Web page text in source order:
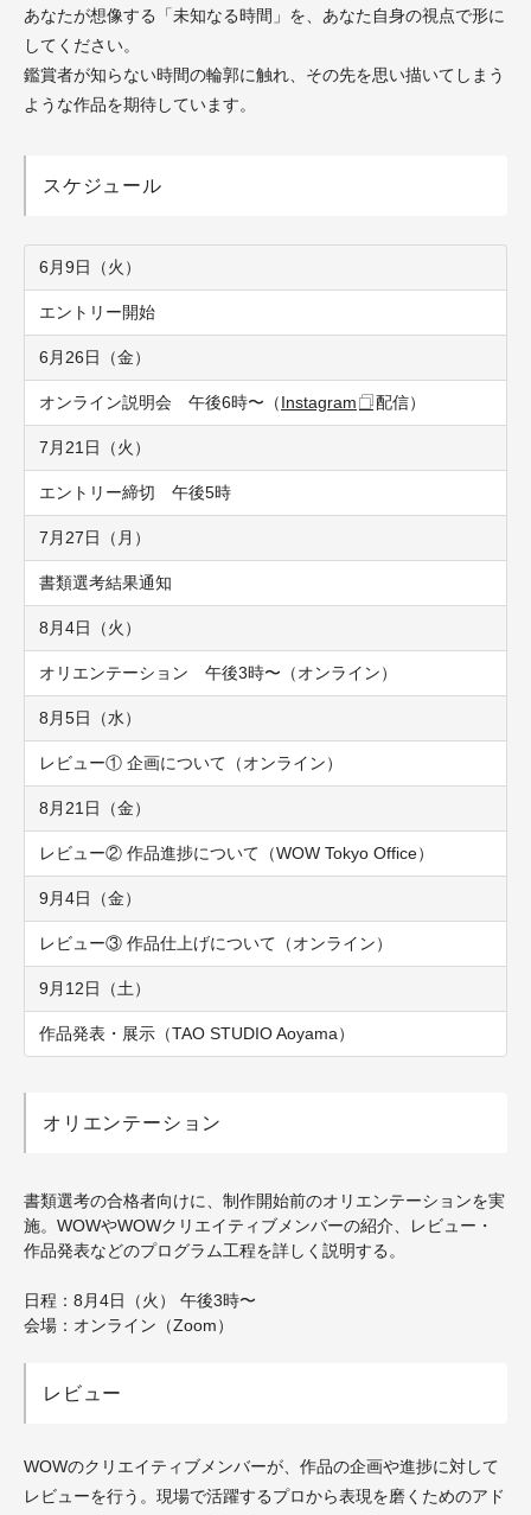
あなたが想像する「未知なる時間」を、あなた自身の視点で形に
してください。
鑑賞者が知らない時間の輪郭に触れ、その先を思い描いてしまう
ような作品を期待しています。
スケジュール
6月9日（火）
エントリー開始
6月26日（金）
オンライン説明会 午後6時〜（Instagram 配信）
7月21日（火）
エントリー締切 午後5時
7月27日（月）
書類選考結果通知
8月4日（火）
オリエンテーション 午後3時〜（オンライン）
8月5日（水）
レビュー① 企画について（オンライン）
8月21日（金）
レビュー② 作品進捗について（WOW Tokyo Office）
9月4日（金）
レビュー③ 作品仕上げについて（オンライン）
9月12日（土）
作品発表・展示（TAO STUDIO Aoyama）
オリエンテーション
書類選考の合格者向けに、制作開始前のオリエンテーションを実
施。WOWやWOWクリエイティブメンバーの紹介、レビュー・
作品発表などのプログラム工程を詳しく説明する。
日程：8月4日（火） 午後3時〜
会場：オンライン（Zoom）
レビュー
WOWのクリエイティブメンバーが、作品の企画や進捗に対して
レビューを行う。現場で活躍するプロから表現を磨くためのアド